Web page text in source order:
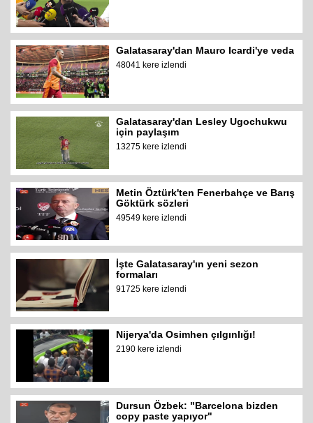
Galatasaray'dan Mauro Icardi'ye veda
48041 kere izlendi
Galatasaray'dan Lesley Ugochukwu
için paylaşım
13275 kere izlendi
Metin Öztürk'ten Fenerbahçe ve Barış
Göktürk sözleri
49549 kere izlendi
İşte Galatasaray'ın yeni sezon
formaları
91725 kere izlendi
Nijerya'da Osimhen çılgınlığı!
2190 kere izlendi
Dursun Özbek: "Barcelona bizden
copy paste yapıyor"